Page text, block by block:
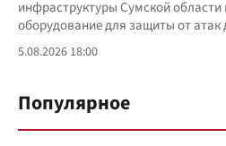
инфраструктуры Сумской
оборудование для защиты от атак
5.08.2026 18:00
Популярное